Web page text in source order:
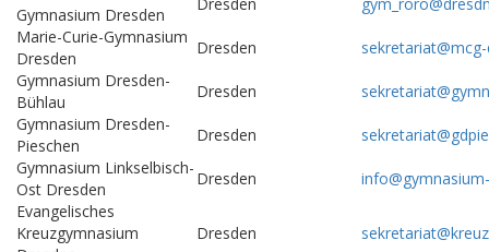
Gymnasium Dresden
Marie-Curie-Gymnasium
Dresden
Dresden
Gymnasium Dresden-
Bühlau
Dresden
Gymnasium Dresden-
Pieschen
Dresden
Gymnasium Linkselbisch-
Ost Dresden
Dresden
Evangelisches
Kreuzgymnasium
Dresden